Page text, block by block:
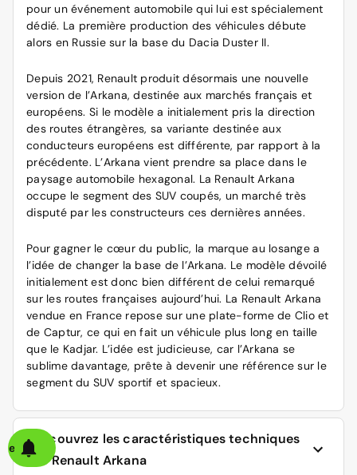
pour un événement automobile qui lui est spécialement
dédié. La première production des véhicules débute
alors en Russie sur la base du Dacia Duster II.
Depuis 2021, Renault produit désormais une nouvelle
version de l’Arkana, destinée aux marchés français et
européens. Si le modèle a initialement pris la direction
des routes étrangères, sa variante destinée aux
conducteurs européens est différente, par rapport à la
précédente. L’Arkana vient prendre sa place dans le
paysage automobile hexagonal. La Renault Arkana
occupe le segment des SUV coupés, un marché très
disputé par les constructeurs ces dernières années.
Pour gagner le cœur du public, la marque au losange a
l’idée de changer la base de l’Arkana. Le modèle dévoilé
initialement est donc bien différent de celui remarqué
sur les routes françaises aujourd’hui. La Renault Arkana
vendue en France repose sur une plate-forme de Clio et
de Captur, ce qui en fait un véhicule plus long en taille
que le Kadjar. L’idée est judicieuse, car l’Arkana se
sublime davantage, prête à devenir une référence sur le
segment du SUV sportif et spacieux.
Découvrez les caractéristiques techniques
de Renault Arkana